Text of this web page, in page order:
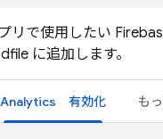
リで使用したい
に追加します。
Analytics 有効化 も